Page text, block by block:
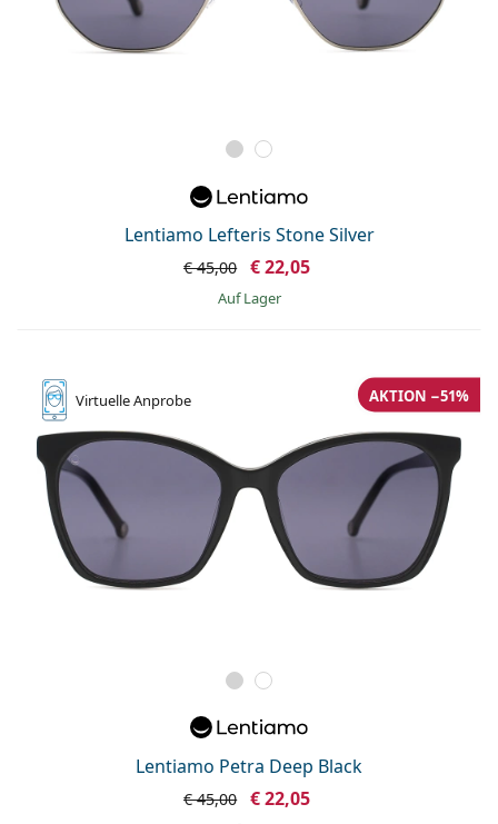
Lentiamo Lefteris Stone Silver
€ 45,00 € 22,05
auf Lager
VirtuelleAnprobe
Lentiamo Petra Deep Black
AKTION −51%
€ 45,00 € 22,05